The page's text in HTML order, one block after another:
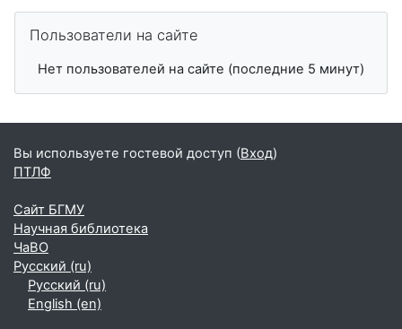
Пользователи на сайте
Нет пользователей на сайте (последние 5 минут)
Вы используете гостевой доступ (Вход)
ПТЛФ
Сайт БГМУ
Научная библиотека
ЧаВО
Русский ‎(ru)‎
Русский ‎(ru)‎
English ‎(en)‎